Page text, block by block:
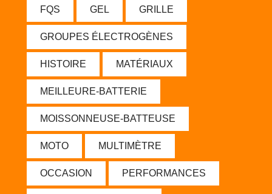
FQS GEL GRILLE
GROUPES ÉLECTROGÈNES
HISTOIRE MATÉRIAUX
MEILLEURE-BATTERIE
MOISSONNEUSE-BATTEUSE
MOTO MULTIMÈTRE
OCCASION PERFORMANCES